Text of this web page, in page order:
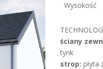
Wysokość
ściany
tynk
strop: płyta